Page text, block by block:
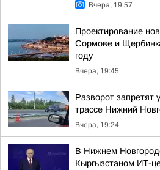
Вчера, 19:57
Проектирование
Сормове и
году
Вчера, 19:45
Разворот
трассе Нижний
Вчера, 19:24
В Нижнем
Кыргызстаном ИТ-